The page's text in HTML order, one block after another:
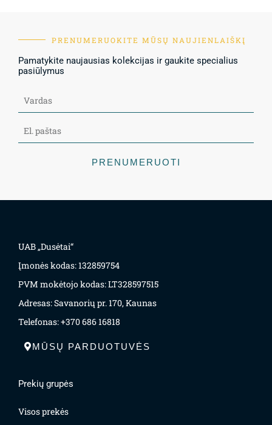
PRENUMERUOKITE MŪSŲ NAUJIENLAIŠKĮ
Pamatykite naujausias kolekcijas ir gaukite specialius
pasiūlymus
PRENUMERUOTI
UAB „Dusėtai“
Įmonės kodas: 132859754
PVM mokėtojo kodas: LT328597515
Adresas: Savanorių pr. 170, Kaunas
Telefonas: +370 686 16818
MŪSŲ PARDUOTUVĖS
Prekių grupės
Visos prekės